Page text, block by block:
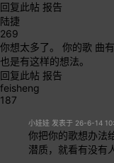
回复此帖 报告
陆捷
269
你想太多了。 你的歌 曲
也是有这样的想法。
回复此帖 报告
feisheng
187
小娃娃 发表于 26-6-14
你把你的歌想办法
潜质，就看有没有